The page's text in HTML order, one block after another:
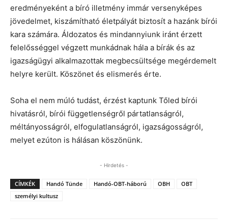
eredményeként a bíró illetmény immár versenyképes
jövedelmet, kiszámítható életpályát biztosít a hazánk bírói
kara számára. Áldozatos és mindannyiunk iránt érzett
felelősséggel végzett munkádnak hála a bírák és az
igazságügyi alkalmazottak megbecsültsége megérdemelt
helyre került. Köszönet és elismerés érte.
Soha el nem múló tudást, érzést kaptunk Tőled bírói
hivatásról, bírói függetlenségről pártatlanságról,
méltányosságról, elfogulatlanságról, igazságosságról,
melyet ezúton is hálásan köszönünk.
- Hirdetés -
CÍMKÉK Handó Tünde Handó-OBT-háború OBH
OBT
személyi kultusz